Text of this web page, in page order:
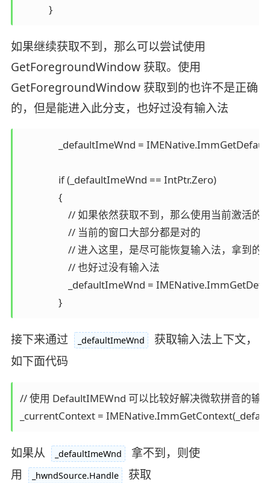
            }
如果继续获取不到，那么可以尝试使用
GetForegroundWindow 获取。使用
GetForegroundWindow 获取到的也许不是正确
的，但是能进入此分支，也好过没有输入法
_defaultImeWnd =
                if (_defaultImeWnd == IntPtr.Zero)
                {
// 如果依然获取不到，那么使用当前激
                    // 当前的窗口大部分都是对的
// 进入这里，是尽可能恢复输入法，
                    // 也好过没有输入法
_defaultImeWnd =
                }
接下来通过 _defaultImeWnd
获取输入法上下文，
如下面代码
// 使用 DefaultIMEWnd 可以比较好解决微软拼音的输
如果从 _defaultImeWnd
拿不到，则使
用
_hwndSource.Handle 获取